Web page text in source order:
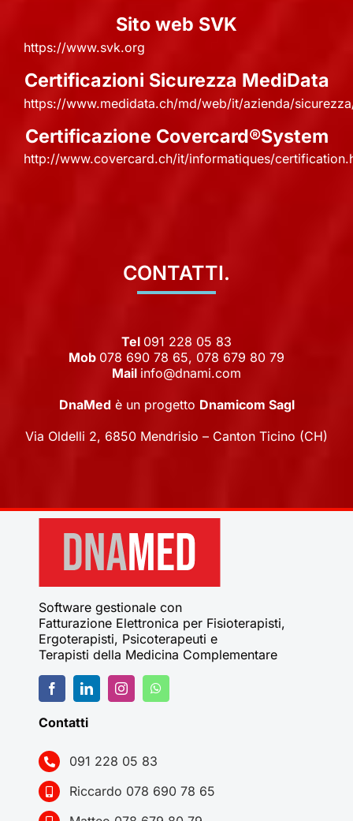
Sito web SVK
https://www.svk.org
Certificazioni Sicurezza MediData
https://www.medidata.ch/md/web/it/azienda/
Certificazione Covercard®System
http://www.covercard.ch/it/informatiques/
CONTATTI.
Tel 091 228 05 83
Mob 078 690 78 65, 078 679 80 79
Mail info@dnami.com
DnaMed è un progetto Dnamicom Sagl
Via Oldelli 2, 6850 Mendrisio – Canton Ticino (CH)
Software gestionale con
Fatturazione Elettronica per Fisioterapisti,
Ergoterapisti, Psicoterapeuti e
Terapisti della Medicina Complementare
Contatti
091 228 05 83
Riccardo 078 690 78 65